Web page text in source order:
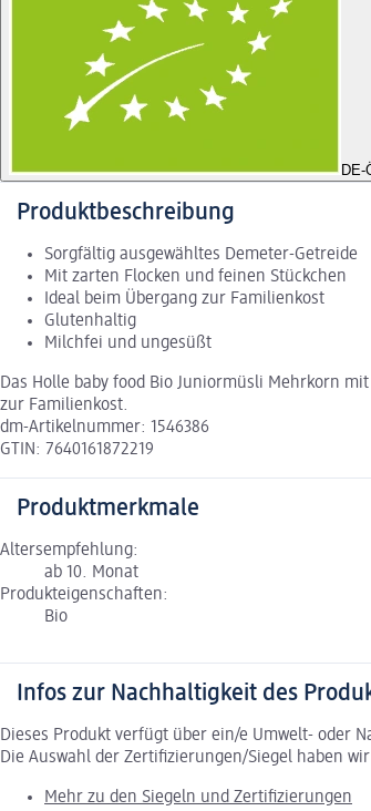
DE-
Produktbeschreibung
Sorgfältig ausgewähltes Demeter-Getreide
Mit zarten Flocken und feinen Stückchen
Ideal beim Übergang zur Familienkost
Glutenhaltig
Milchfei und ungesüßt
Das Holle baby food Bio Juniormüsli Mehrkorn
zur Familienkost.
dm-Artikelnummer: 1546386
GTIN: 7640161872219
Produktmerkmale
Altersempfehlung:
ab 10. Monat
Produkteigenschaften:
Bio
Infos zur Nachhaltigkeit des
Dieses Produkt verfügt über ein/e Umwelt- oder
Die Auswahl der Zertifizierungen/Siegel haben
Mehr zu den Siegeln und Zertifizierungen